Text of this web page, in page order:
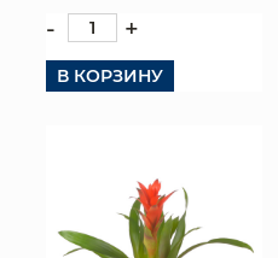
- +
В КОРЗИНУ